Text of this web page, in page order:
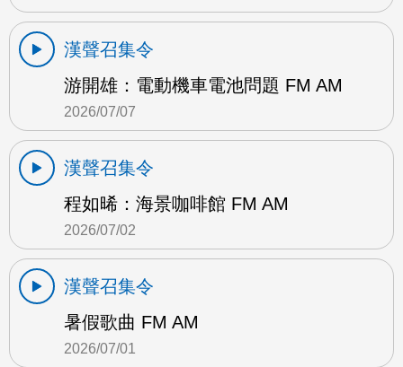
漢聲召集令
游開雄：電動機車電池問題 FM AM
2026/07/07
漢聲召集令
程如晞：海景咖啡館 FM AM
2026/07/02
漢聲召集令
暑假歌曲 FM AM
2026/07/01